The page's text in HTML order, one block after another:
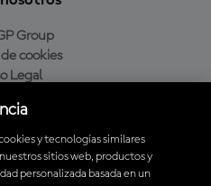
Group
cookies
Legal
compra
y tecnologías similares
sitios web, productos y
personalizada basada en un